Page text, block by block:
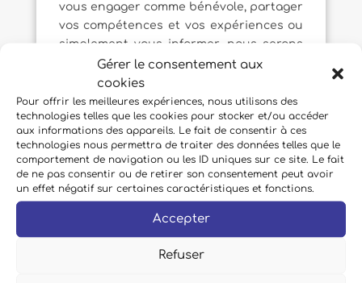
Gérer le consentement aux
cookies
Pour offrir les meilleures expériences, nous utilisons des
technologies telles que les cookies pour stocker et/ou accéder
aux informations des appareils. Le fait de consentir à ces
technologies nous permettra de traiter des données telles que le
comportement de navigation ou les ID uniques sur ce site. Le fait
de ne pas consentir ou de retirer son consentement peut avoir
un effet négatif sur certaines caractéristiques et fonctions.
Accepter
Refuser
vous engager comme bénévole, partager
vos compétences et vos expériences ou
simplement vous informer, nous serons
heureux de répondre à toutes vos
questions.